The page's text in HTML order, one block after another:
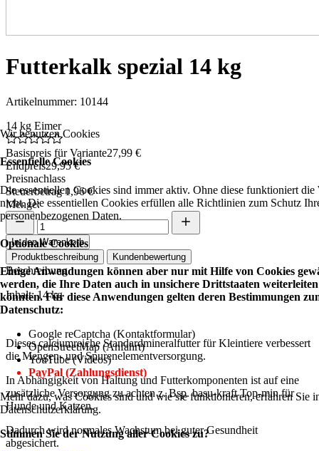
Futterkalk spezial 14 kg
Artikelnummer: 10144
14 kg Eimer
Basispreis für Variante27,99 €
Endpreis29,95 €
Preisnachlass
Steuerbetrag1,96 €
Menge:
In den Warenkorb
Produktbeschreibung
Kundenbewertung
Beschreibung
Inhalt: 14 kg
Dieses calciumreiche Standardmineralfutter für Kleintiere verbessert
die Mengen- und Spurenelementversorgung.
In Abhängigkeit von Haltung und Futterkomponenten ist auf eine
zusätzliche Versorgung zu achten z. Bsp. basu-kraft Top-min für
Hunde und Katzen.
Dadurch wird normales Wachstum bei guter Gesundheit
abgesichert.
Wir benutzen Cookies
Essentielle Cookies
Die essentiellen Cookies sind immer aktiv. Ohne diese funktioniert die
nicht. Die essentiellen Cookies erfüllen alle Richtlinien zum Schutz
personenbezogenen Daten.
Optionale Cookies
Einige Anwendungen können aber nur mit Hilfe von Cookies
werden, die Ihre Daten auch in unsichere Drittstaaten weiterleiten
könnten. Für diese Anwendungen gelten deren Bestimmungen
Datenschutz:
Google reCaptcha (Kontaktformular)
OpenStreetMap (Anfahrt)
YouTube (Videos)
PayPal (Zahlungsdienst)
Mehr dazu, was Cookies sind und wie sie funktionieren, erfahren Sie
Datenschutzerklärung.
Stimmen Sie der Nutzung aller Cookies zu?